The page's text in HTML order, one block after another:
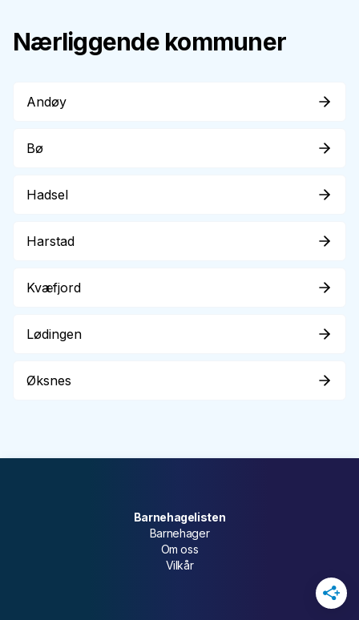
Nærliggende kommuner
Andøy
Bø
Hadsel
Harstad
Kvæfjord
Lødingen
Øksnes
Barnehagelisten
Barnehager
Om oss
Vilkår